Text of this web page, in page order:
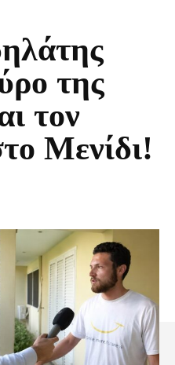
της
τον
Μενίδι!